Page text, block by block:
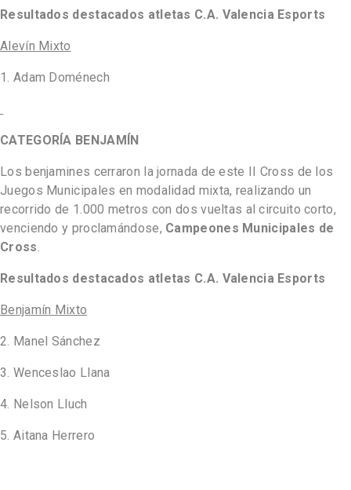
Resultados destacados atletas C.A. Valencia Esports
Alevín Mixto
1. Adam Doménech
CATEGORÍA BENJAMÍN
Los benjamines cerraron la jornada de este II Cross de los
Juegos Municipales en modalidad mixta, realizando un
recorrido de 1.000 metros con dos vueltas al circuito corto,
venciendo y proclamándose, Campeones Municipales de
Cross.
Resultados destacados atletas C.A. Valencia Esports
Benjamín Mixto
2. Manel Sánchez
3. Wenceslao Llana
4. Nelson Lluch
5. Aitana Herrero